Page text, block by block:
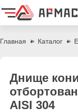
Главная
Каталог
Днище
AISI 304